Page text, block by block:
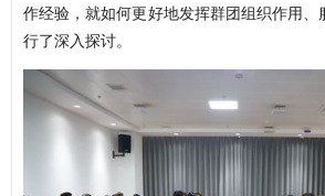
作经验，就如何更好地发挥群团组织作用
行了深入探讨。